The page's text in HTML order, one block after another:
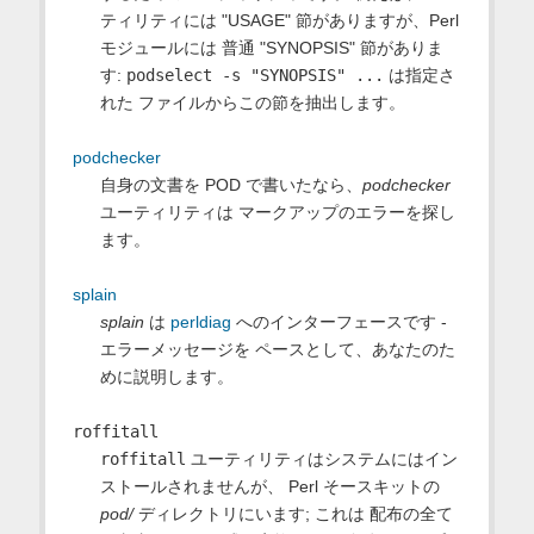
ティリティには "USAGE" 節がありますが、Perl
モジュールには 普通 "SYNOPSIS" 節がありま
す: podselect -s "SYNOPSIS" ... は指定さ
れた ファイルからこの節を抽出します。
podchecker
自身の文書を POD で書いたなら、 podchecker
ユーティリティは マークアップのエラーを探し
ます。
splain
splain は perldiag へのインターフェースです -
エラーメッセージを ペースとして、あなたのた
めに説明します。
roffitall
roffitall ユーティリティはシステムにはイン
ストールされませんが、 Perl そースキットの
pod/ディレクトリにいます; これは 配布の全て